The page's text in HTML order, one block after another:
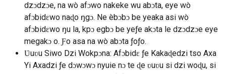
dzɔdzɔe, na wò afɔwo nakeke wu abɔta, eye wò
afɔbidɛwo naɖo ŋgɔ. Ne èbɔbɔ be yeaka asi wò
afɔbidɛwo ŋu la, kpɔ egbɔ be yeƒe akɔta le dzɔdzɔe eye
megakɔ o. Ƒo asa na wò abɔta ƒoƒo.
Ʋuʋu Siwo Dzi Wokpɔna: Afɔbidɛ ƒe Kakaɖedzi tso Axa
Yi Axadzi ƒe dɔwɔwɔ nyuie nɔ te ɖe ʋuʋu si dzi woɖu, si